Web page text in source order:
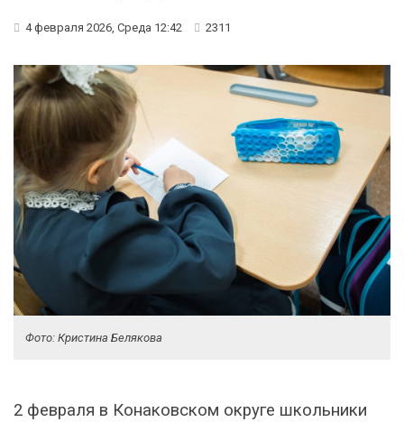
4 февраля 2026, Среда 12:42 2311
Фото: Кристина Белякова
2 февраля в Конаковском округе школьники